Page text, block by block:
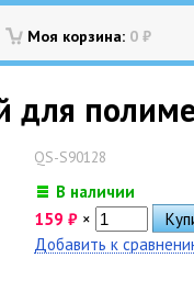
Моя корзина: 0 ₽
для
QS-S90128
В наличии
159 ₽ ×
Добавить к